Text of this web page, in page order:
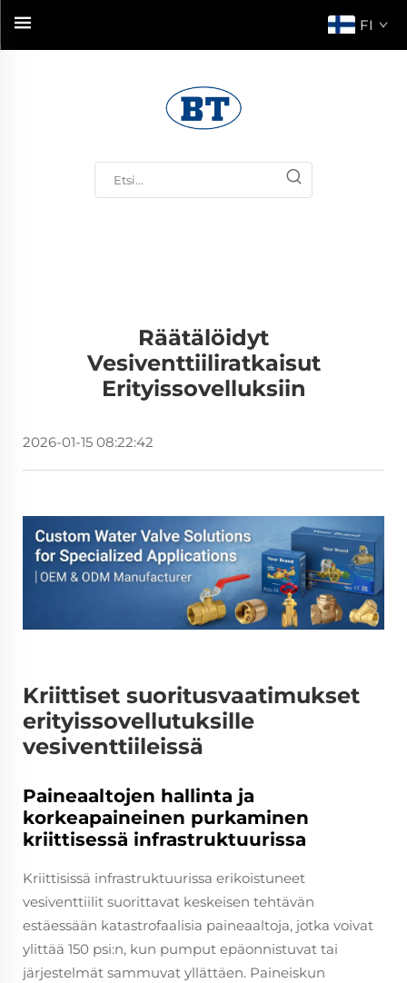
FI
Räätälöidyt
Vesiventtiiliratkaisut
Erityissovelluksiin
2026-01-15 08:22:42
Kriittiset suoritusvaatimukset
erityissovellutuksille
vesiventtiileissä
Paineaaltojen hallinta ja
korkeapaineinen purkaminen
kriittisessä infrastruktuurissa
Kriittisissä infrastruktuurissa erikoistuneet
vesiventtiilit suorittavat keskeisen tehtävän
estäessään katastrofaalisia paineaaltoja, jotka voivat
ylittää 150 psi:n, kun pumput epäonnistuvat tai
järjestelmät sammuvat yllättäen. Paineiskun